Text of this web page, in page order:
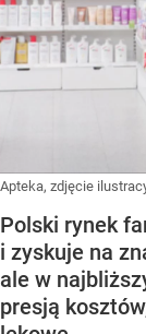
Apteka, zdjęcie
Polski rynek
i zyskuje na
ale w
presją